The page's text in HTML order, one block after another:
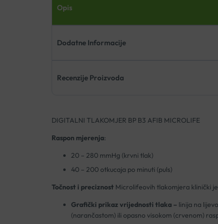
Opis
Dodatne Informacije
Recenzije Proizvoda
DIGITALNI TLAKOMJER BP B3 AFIB MICROLIFE
Raspon mjerenja:
20 – 280 mmHg (krvni tlak)
40 – 200 otkucaja po minuti (puls)
Točnost i preciznost Microlifeovih tlakomjera klinički
Grafički prikaz vrijednosti tlaka – linija na
(narančastom) ili opasno visokom (crvenom)